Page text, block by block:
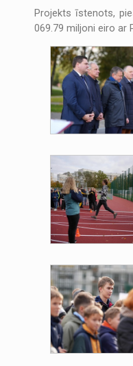
Projekts īstenots,
069.79 miljoni eiro ar